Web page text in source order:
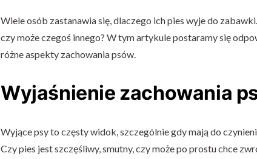
Wiele osób zastanawia się, dlaczego ich pies wyje do
czy może czegoś innego? W tym artykule postaramy się
różne aspekty zachowania psów.
Wyjaśnienie zachowania
Wyjące psy to częsty widok, szczególnie gdy mają do
Czy pies jest szczęśliwy, smutny, czy może po prostu chce